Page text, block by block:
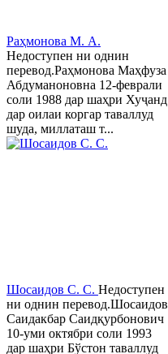
Раҳмонова М. А.
Недоступен ни однин
перевод.Раҳмонова Маҳфуза
Абдуманоновна 12-феврали
соли 1988 дар шаҳри Хуҷанд
дар оилаи коргар таваллуд
шуда, миллаташ т...
Шосаидов С. С. Недоступен
ни однин перевод.Шосаидов
Саидакбар Саидқурбонович
10-уми октябри соли 1993
дар шаҳри Бўстон таваллуд